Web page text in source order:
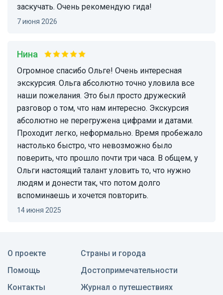
заскучать. Очень рекомендую гида!
7 июня 2026
Нина
Огромное спасибо Ольге! Очень интересная
экскурсия. Ольга абсолютно точно уловила все
наши пожелания. Это был просто дружеский
разговор о том, что нам интересно. Экскурсия
абсолютно не перегружена цифрами и датами.
Проходит легко, неформально. Время пробежало
настолько быстро, что невозможно было
поверить, что прошло почти три часа. В общем, у
Ольги настоящий талант уловить то, что нужно
людям и донести так, что потом долго
вспоминаешь и хочется повторить.
14 июня 2025
О проекте
Помощь
Контакты
Страны и города
Достопримечательности
Журнал о путешествиях